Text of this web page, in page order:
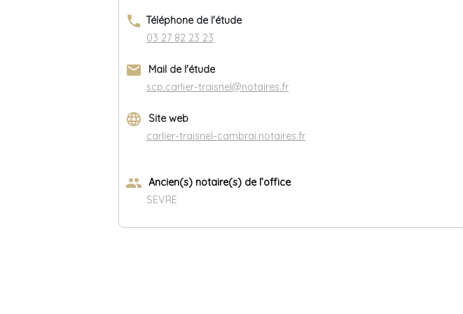
phone Téléphone de l'étude
03 27 82 23 23
email
Mail de l'étude
scp.carlier-traisnel@notaires.fr
language
Site web
carlier-traisnel-cambrai.notaires.fr
group Ancien(s) notaire(s) de l’office
SEVRE